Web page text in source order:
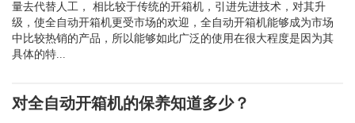
量去代替人工， 相比较于传统的开箱机，引进先进技术，对其升
级，使全自动开箱机更受市场的欢迎，全自动开箱机能够成为市场
中比较热销的产品，所以能够如此广泛的使用在很大程度是因为其
具体的特...
对全自动开箱机的保养知道多少？